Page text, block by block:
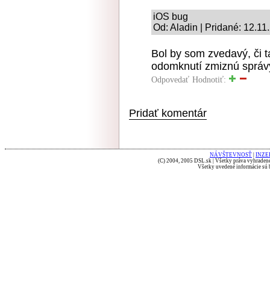
iOS bug
Od: Aladin | Pridané:
Bol by som zvedavý, či
odomknutí zmiznú
Odpovedať Hodnotiť:
Pridať komentár
NÁVŠTEVNOSŤ
(C) 2004, 2005 DSL.sk | Všetky práva
Všetky uvedené informácie sú